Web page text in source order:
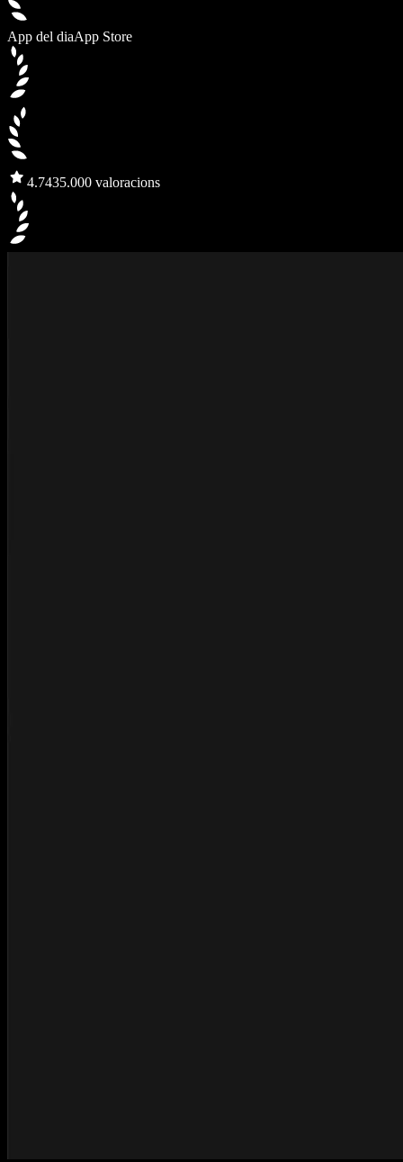
App del diaApp Store
4.7435.000 valoracions